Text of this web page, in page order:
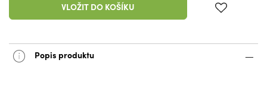
VLOŽIT DO KOŠÍKU
Popis produktu